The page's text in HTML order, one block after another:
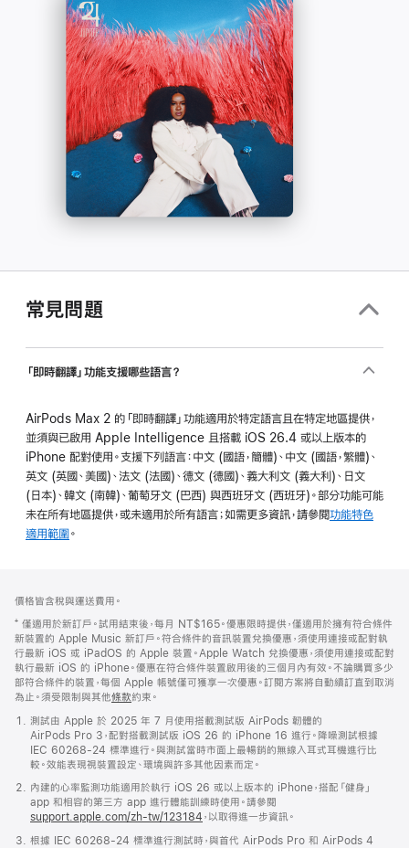
解
-
Apple
Music
開
啟)
常見問題
「即時翻譯」功能支援哪些語言？
AirPods Max 2 的「即時翻譯」功能適用於特定語言且在特定地區提供，
並須與已啟用 Apple Intelligence 且搭載 iOS 26.4 或以上版本的
iPhone 配對使用。支援下列語言：中文 (國語，簡體)、中文 (國語，繁體)、
英文 (英國、美國)、法文 (法國)、德文 (德國)、義大利文 (義大利)、日文
(日本)、韓文 (南韓)、葡萄牙文 (巴西) 與西班牙文 (西班牙)。部分功能可能
未在所有地區提供，或未適用於所有語言；如需更多資訊，請參閱功能特色
適用範圍 。
腳
腳
價格皆含稅與運送費用。
⁺ 僅適用於新訂戶。試用結束後，每月 NT$165。優惠限時提供，僅適用於擁有符合條件
新裝置的 Apple Music 新訂戶。符合條件的音訊裝置兌換優惠，須使用連接或配對執
行最新 iOS 或 iPadOS 的 Apple 裝置。Apple Watch 兌換優惠，須使用連接或配對
執行最新 iOS 的 iPhone。優惠在符合條件裝置啟用後的三個月內有效。不論購買多少
部符合條件的裝置，每個 Apple 帳號僅可獲享一次優惠。訂閱方案將自動續訂直到取消
為止。須受限制與其他條款約束。
測試由 Apple 於 2025 年 7 月使用搭載測試版 AirPods 韌體的
AirPods Pro 3，配對搭載測試版 iOS 26 的 iPhone 16 進行。降噪測試根據
IEC 60268-24 標準進行。與測試當時市面上最暢銷的無線入耳式耳機進行比
較。效能表現視裝置設定、環境與許多其他因素而定。
內建的心率監測功能適用於執行 iOS 26 或以上版本的 iPhone，搭配「健身」
app 和相容的第三方 app 進行體能訓練時使用。請參閱
support.apple.com/zh-tw/123184 ，以取得進一步資訊。
根據 IEC 60268-24 標準進行測試時，與首代 AirPods Pro 和 AirPods 4